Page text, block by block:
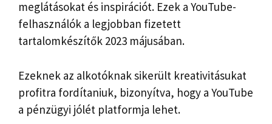
meglátásokat és inspirációt. Ezek a YouTube-
felhasználók a legjobban fizetett
tartalomkészítők 2023 májusában.
Ezeknek az alkotóknak sikerült kreativitásukat
profitra fordítaniuk, bizonyítva, hogy a YouTube
a pénzügyi jólét platformja lehet.